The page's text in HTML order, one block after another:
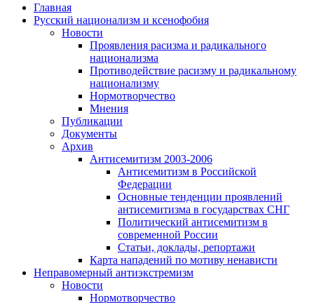
Главная
Русский национализм и ксенофобия
Новости
Проявления расизма и радикального
национализма
Противодействие расизму и радикальному
национализму
Нормотворчество
Мнения
Публикации
Документы
Архив
Антисемитизм 2003-2006
Антисемитизм в Российской
Федерации
Основные тенденции проявлений
антисемитизма в государствах СНГ
Политический антисемитизм в
современной России
Статьи, доклады, репортажи
Карта нападений по мотиву ненависти
Неправомерный антиэкстремизм
Новости
Нормотворчество